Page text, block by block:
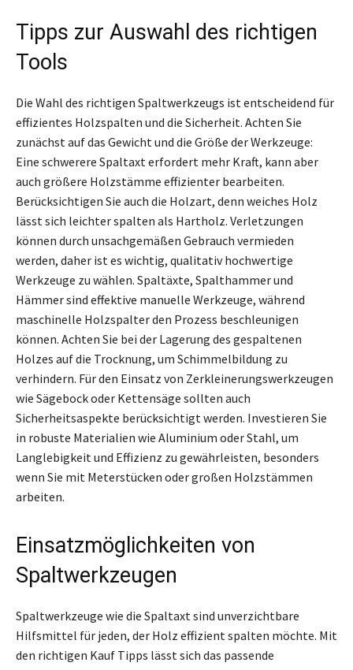
Tipps zur Auswahl des richtigen
Tools
Die Wahl des richtigen Spaltwerkzeugs ist entscheidend für
effizientes Holzspalten und die Sicherheit. Achten Sie
zunächst auf das Gewicht und die Größe der Werkzeuge:
Eine schwerere Spaltaxt erfordert mehr Kraft, kann aber
auch größere Holzstämme effizienter bearbeiten.
Berücksichtigen Sie auch die Holzart, denn weiches Holz
lässt sich leichter spalten als Hartholz. Verletzungen
können durch unsachgemäßen Gebrauch vermieden
werden, daher ist es wichtig, qualitativ hochwertige
Werkzeuge zu wählen. Spaltäxte, Spalthammer und
Hämmer sind effektive manuelle Werkzeuge, während
maschinelle Holzspalter den Prozess beschleunigen
können. Achten Sie bei der Lagerung des gespaltenen
Holzes auf die Trocknung, um Schimmelbildung zu
verhindern. Für den Einsatz von Zerkleinerungswerkzeugen
wie Sägebock oder Kettensäge sollten auch
Sicherheitsaspekte berücksichtigt werden. Investieren Sie
in robuste Materialien wie Aluminium oder Stahl, um
Langlebigkeit und Effizienz zu gewährleisten, besonders
wenn Sie mit Meterstücken oder großen Holzstämmen
arbeiten.
Einsatzmöglichkeiten von
Spaltwerkzeugen
Spaltwerkzeuge wie die Spaltaxt sind unverzichtbare
Hilfsmittel für jeden, der Holz effizient spalten möchte. Mit
den richtigen Kauf Tipps lässt sich das passende